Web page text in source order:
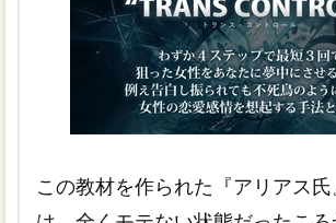
この教材を作られた『アリアス